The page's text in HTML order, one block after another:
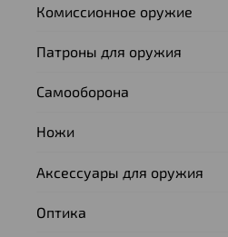
Комиссионное оружие
Патроны для оружия
Самооборона
Ножи
Аксессуары для оружия
Оптика